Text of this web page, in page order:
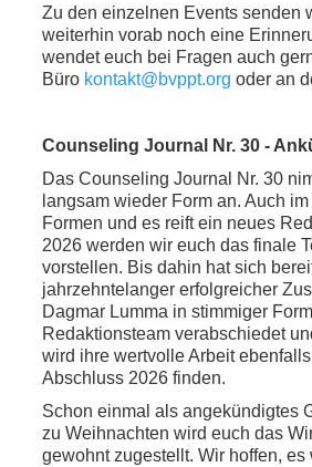
Zu den einzelnen Events senden
weiterhin vorab noch eine
wendet euch bei Fragen auch
Büro kontakt@bvppt.org oder an
Counseling Journal Nr. 30 -
Das Counseling Journal Nr. 30
langsam wieder Form an. Auch
Formen und es reift ein neues
2026 werden wir euch das finale
vorstellen. Bis dahin hat sich
jahrzehntelanger erfolgreicher
Dagmar Lumma in stimmiger
Redaktionsteam verabschiedet
wird ihre wertvolle Arbeit
Abschluss 2026 finden.
Schon einmal als angekündigtes
zu Weihnachten wird euch das
gewohnt zugestellt. Wir hoffen,